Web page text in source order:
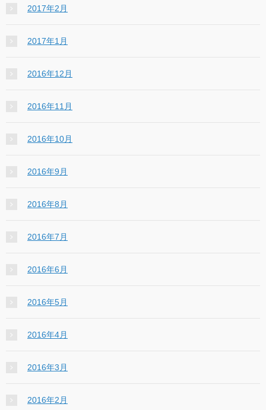
2017年2月
2017年1月
2016年12月
2016年11月
2016年10月
2016年9月
2016年8月
2016年7月
2016年6月
2016年5月
2016年4月
2016年3月
2016年2月